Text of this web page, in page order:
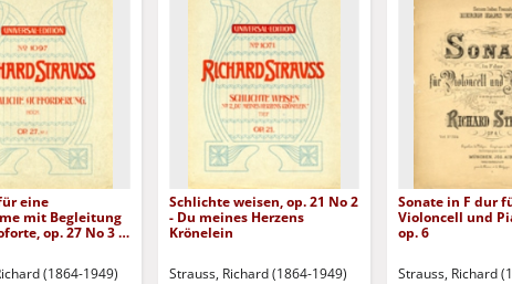
eine
mit Begleitung
op. 27 No 3 -
(1864-1949)
Schlichte weisen, op. 21 No 2
- Du meines Herzens
Krönelein
Strauss, Richard (1864-1949)
Sonate in F dur
Violoncell und
op. 6
Strauss, Richard